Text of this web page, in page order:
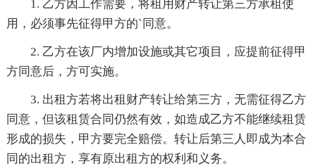
1. 乙方因工作需要，将租用财产转让第三方承租使
用，必须事先征得甲方的`同意。
2. 乙方在该厂内增加设施或其它项目，应提前征得甲
方同意后，方可实施。
3. 出租方若将出租财产转让给第三方，无需征得乙方
同意，但该租赁合同仍然有效，如造成乙方不能继续租赁
形成的损失，甲方要完全赔偿。转让后第三人即成为本合
同的出租方，享有原出租方的权利和义务。